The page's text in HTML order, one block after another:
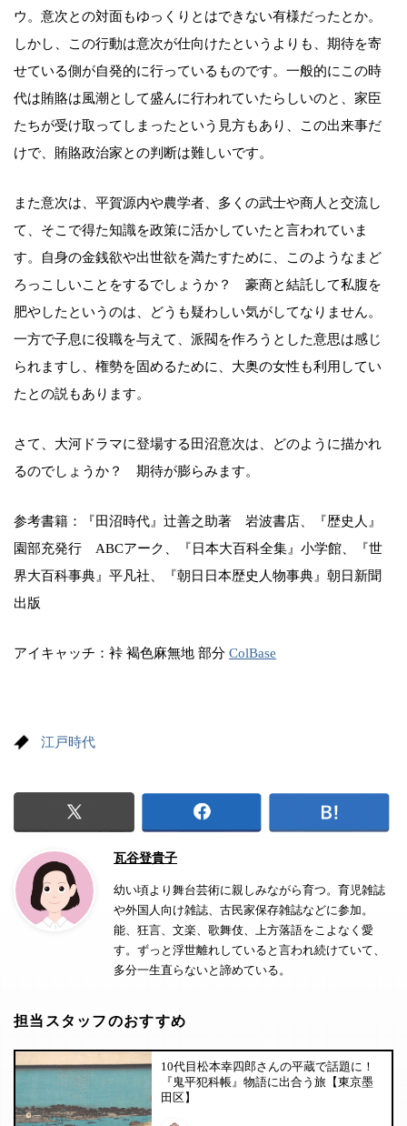
ウ。意次との対面もゆっくりとはできない有様だったとか。
しかし、この行動は意次が仕向けたというよりも、期待を寄
せている側が自発的に行っているものです。一般的にこの時
代は賄賂は風潮として盛んに行われていたらしいのと、家臣
たちが受け取ってしまったという見方もあり、この出来事だ
けで、賄賂政治家との判断は難しいです。
また意次は、平賀源内や農学者、多くの武士や商人と交流し
て、そこで得た知識を政策に活かしていたと言われていま
す。自身の金銭欲や出世欲を満たすために、このようなまど
ろっこしいことをするでしょうか？ 豪商と結託して私腹を
肥やしたというのは、どうも疑わしい気がしてなりません。
一方で子息に役職を与えて、派閥を作ろうとした意思は感じ
られますし、権勢を固めるために、大奥の女性も利用してい
たとの説もあります。
さて、大河ドラマに登場する田沼意次は、どのように描かれ
るのでしょうか？ 期待が膨らみます。
参考書籍：『田沼時代』辻善之助著 岩波書店、『歴史人』
園部充発行 ABCアーク、『日本大百科全集』小学館、『世
界大百科事典』平凡社、『朝日日本歴史人物事典』朝日新聞
出版
アイキャッチ：裃 褐色麻無地 部分 ColBase
江戸時代
瓦谷登貴子
幼い頃より舞台芸術に親しみながら育つ。育児雑誌
や外国人向け雑誌、古民家保存雑誌などに参加。
能、狂言、文楽、歌舞伎、上方落語をこよなく愛
す。ずっと浮世離れしていると言われ続けていて、
多分一生直らないと諦めている。
担当スタッフのおすすめ
10代目松本幸四郎さんの平蔵で話題に！
『鬼平犯科帳』物語に出合う旅【東京墨
田区】